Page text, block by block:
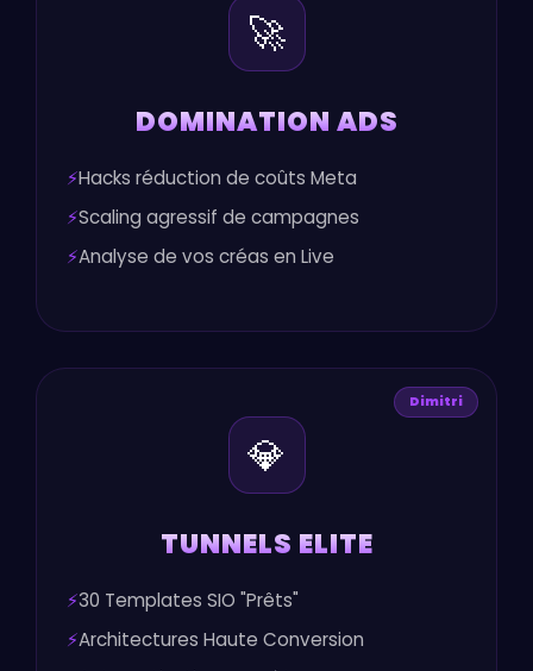
🚀
DOMINATION ADS
Hacks réduction de coûts Meta
Scaling agressif de campagnes
Analyse de vos créas en Live
Dimitri
💎
TUNNELS ELITE
30 Templates SIO "Prêts"
Architectures Haute Conversion